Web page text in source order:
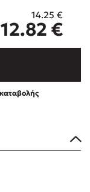
14.25 €
12.82 €